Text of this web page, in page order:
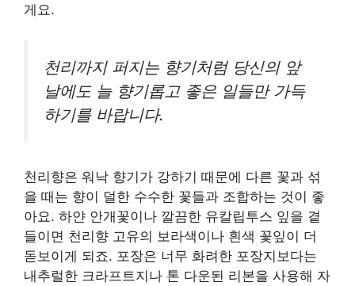
게요.
천리까지 퍼지는 향기처럼 당신의 앞
날에도 늘 향기롭고 좋은 일들만 가득
하기를 바랍니다.
천리향은 워낙 향기가 강하기 때문에 다른 꽃과 섞
을 때는 향이 덜한 수수한 꽃들과 조합하는 것이 좋
아요. 하얀 안개꽃이나 깔끔한 유칼립투스 잎을 곁
들이면 천리향 고유의 보라색이나 흰색 꽃잎이 더
돋보이게 되죠. 포장은 너무 화려한 포장지보다는
내추럴한 크라프트지나 톤 다운된 리본을 사용해 자